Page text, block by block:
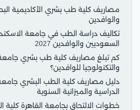
مصاريف كلية طب بشري الأكاديمية
والوافدين
تكاليف دراسة الطب في جامعة
السعوديين والوافدين 2027
كم تبلغ مصاريف كلية طب بشري
والتكنولوجيا للوافدين؟
دليل مصاريف كلية الطب البشري
الدراسية والميزانية السنوية
خطوات الالتحاق بجامعة القاهرة كلية